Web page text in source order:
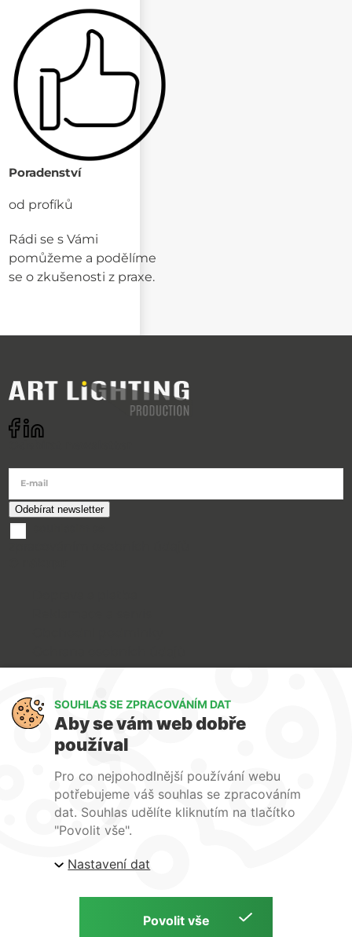
Poradenství
od profíků
Rádi se s Vámi
pomůžeme a podělíme
se o zkušenosti z praxe.
E-mail
O nás
Kontakty
| ARTlighting.cz, Komenského 427 Újezd u Brna, 664
Copyright © 2026 | ARTlighting.cz | by
SOUHLAS SE ZPRACOVÁNÍM DAT
Aby se vám web dobře
používal
Pro co nejpohodlnější používání webu
potřebujeme váš souhlas se zpracováním
dat. Souhlas udělíte kliknutím na tlačítko
"Povolit vše".
Nastavení dat